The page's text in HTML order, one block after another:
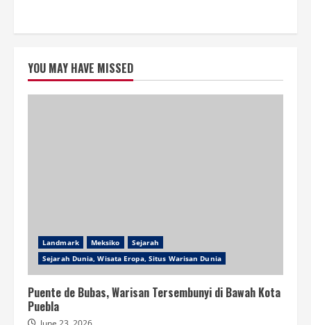
YOU MAY HAVE MISSED
Landmark Meksiko
Sejarah
Sejarah Dunia, Wisata Eropa, Situs Warisan Dunia
Puente de Bubas, Warisan Tersembunyi di Bawah Kota
Puebla